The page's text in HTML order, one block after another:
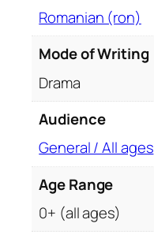
m
y
Romanian (ron)
Mode of Writing
Drama
Audience
General / All ages
Age Range
0+ (all ages)